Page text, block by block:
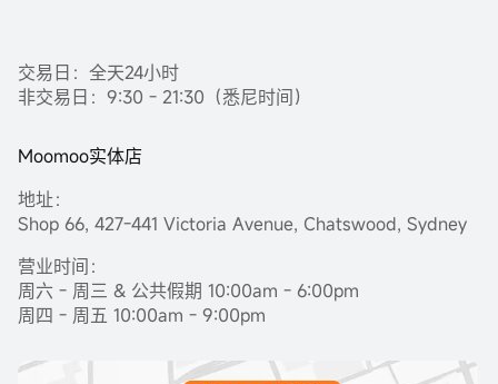
交易日：全天24小时
非交易日：9:30 - 21:30（悉尼时间）
Moomoo实体店
地址：
Shop 66, 427-441 Victoria Avenue, Chatswood, Sydney
营业时间：
周六 - 周三 & 公共假期 10:00am - 6:00pm
周四 - 周五 10:00am - 9:00pm